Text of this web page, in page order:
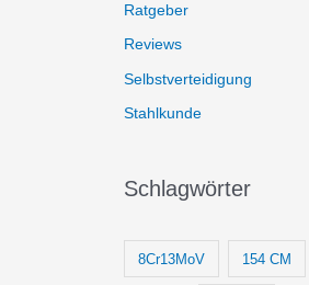
Ratgeber
Reviews
Selbstverteidigung
Stahlkunde
Schlagwörter
8Cr13MoV 154 CM